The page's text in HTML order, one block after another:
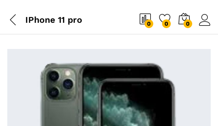
IPhone 11 pro 0 0 0